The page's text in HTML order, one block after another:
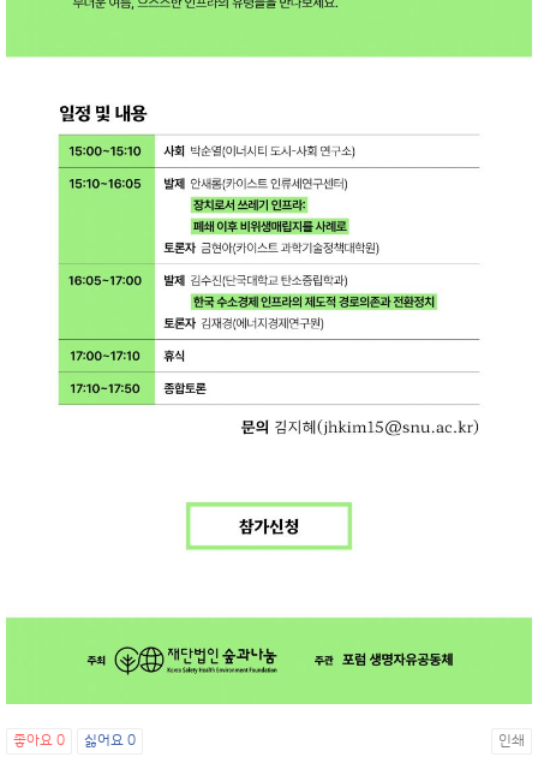
좋아요 0 싫어요 0 인쇄